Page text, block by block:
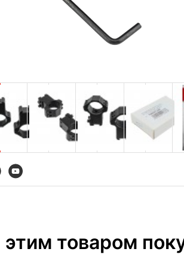
товаром